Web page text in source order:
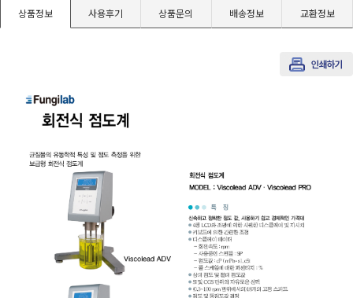
질기/원심분리기/초음파유량계/습식·건식가스메타
상품정보 사용후기 상품문의 배송정보 교환정보